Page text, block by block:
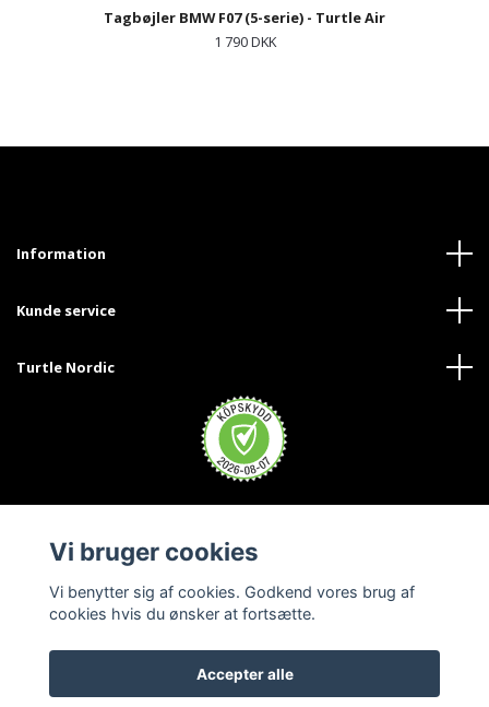
Tagbøjler BMW F07 (5-serie) - Turtle Air
1 790 DKK
Information
Kunde service
Turtle Nordic
Vi bruger cookies
Vi benytter sig af cookies. Godkend vores brug af
cookies hvis du ønsker at fortsætte.
Accepter alle